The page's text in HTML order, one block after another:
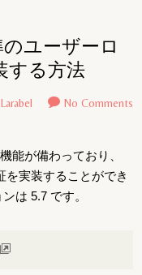
のユーザーロ
する方法
Larabel No Comments
能が備わっており、
を実装することができ
は 5.7 です。